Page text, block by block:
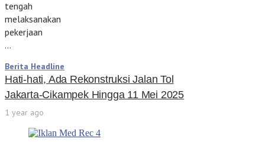
tengah
melaksanakan
pekerjaan
…
Berita Headline
Hati-hati, Ada Rekonstruksi Jalan Tol
Jakarta-Cikampek Hingga 11 Mei 2025
1 year ago